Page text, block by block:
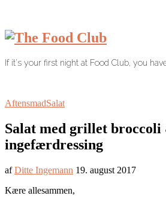
If it's your first night at Food Club, you
AftensmadSalat
Salat med grillet broccoli
ingefærdressing
afDitte Ingemann 19. august 2017
Kære allesammen,